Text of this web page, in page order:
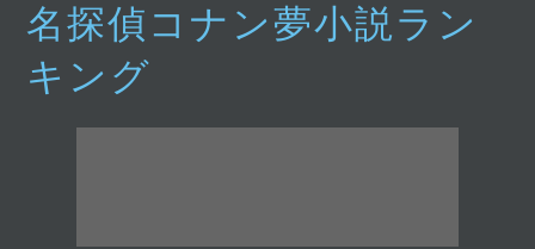
コ
ン
テ
ン
名探偵コナン夢小説ラン
キング